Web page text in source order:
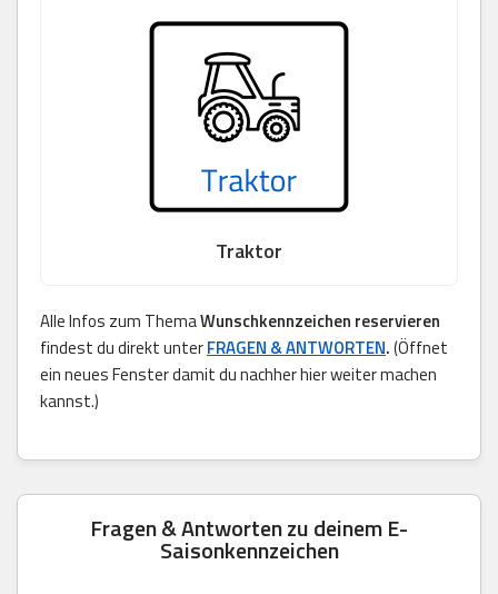
Traktor
Alle Infos zum ThemaWunschkennzeichen reservieren
findest du direkt unterFRAGEN & ANTWORTEN.(Öffnet
ein neues Fenster damit du nachher hier weiter machen
kannst.)
Fragen & Antworten zu deinem E-
Saisonkennzeichen